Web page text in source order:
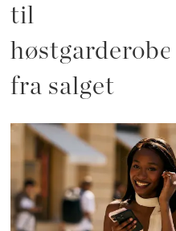
til
høstgarderoben
fra salget